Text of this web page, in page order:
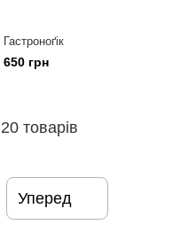
Гастроноґік
650 грн
товарів
Уперед